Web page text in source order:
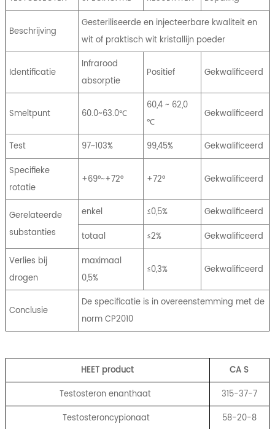
Beschrijving
Gesteriliseerde en injecteerbare kwaliteit en
wit of praktisch wit kristallijn poeder
Identificatie
Infrarood
absorptie
Positief Gekwalificeerd
Smeltpunt 60.0~63.0℃
60,4 ~ 62,0
℃
Gekwalificeerd
Test 97~103% 99,45%
Gekwalificeerd
Specifieke
rotatie
+69°~+72° +72° Gekwalificeerd
Gerelateerde
substanties
enkel ≤0,5%
Gekwalificeerd
totaal
≤2%
Gekwalificeerd
Verlies bij
drogen
maximaal
0,5%
≤0,3% Gekwalificeerd
Conclusie
De specificatie is in overeenstemming met de
norm CP2010
HEET product CAS
Testosteron enanthaat
315-37-7
Testosteroncypionaat
58-20-8